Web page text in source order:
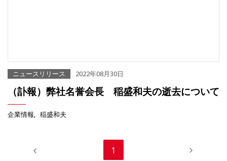
ニュースリリース 2022年08月30日
（訃報）弊社名誉会長 稲盛和夫の逝去について
企業情報 稲盛和夫
1